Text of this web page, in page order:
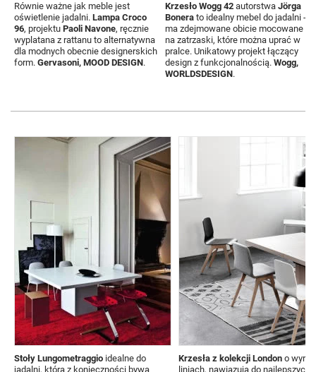
Równie ważne jak meble jest
oświetlenie jadalni. Lampa Croco
96, projektu Paoli Navone, ręcznie
wyplatana z rattanu to alternatywna
dla modnych obecnie designerskich
form. Gervasoni, MOOD DESIGN.
Krzesło Wogg 42 autorstwa Jörga
Bonera to idealny mebel do jadalni -
ma zdejmowane obicie mocowane
na zatrzaski, które można uprać w
pralce. Unikatowy projekt łączący
design z funkcjonalnością. Wogg,
WORLDSDESIGN.
Stoły Lungometraggio idealne do
jadalni, która z konieczności bywa
Krzesła z kolekcji London o
liniach, nawiązują do